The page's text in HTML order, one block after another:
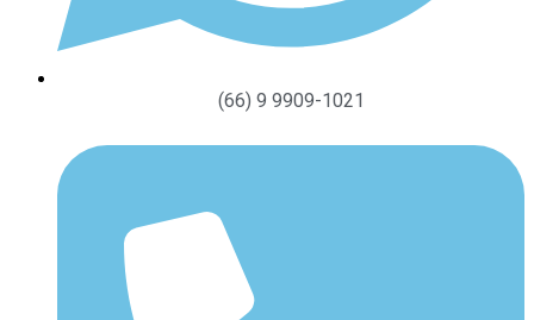
(66) 9 9909-1021